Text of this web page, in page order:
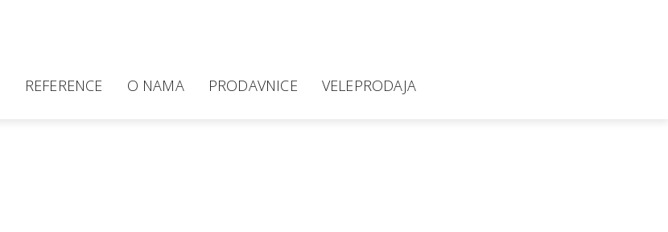
REFERENCE O NAMA PRODAVNICE VELEPRODAJA